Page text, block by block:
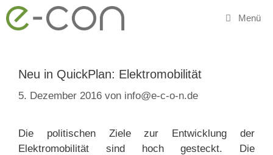
Zum
Inhalt
Menü
Neu in QuickPlan: Elektromobilität
5. Dezember 2016 von info@e-c-o-n.de
Die politischen Ziele zur Entwicklung der
Elektromobilität sind hoch gesteckt. Die